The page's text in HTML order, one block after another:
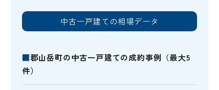
中古一戸建ての相場データ
■郡山岳町の中古一戸建ての成約事例（最大5
件）